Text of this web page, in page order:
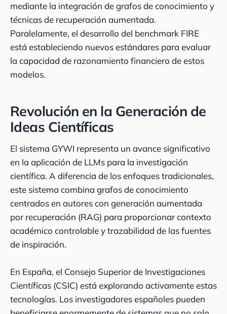
mediante la integración de grafos de conocimiento y
técnicas de recuperación aumentada.
Paralelamente, el desarrollo del benchmark FIRE
está estableciendo nuevos estándares para evaluar
la capacidad de razonamiento financiero de estos
modelos.
Revolución en la Generación de
Ideas Científicas
El sistema GYWI representa un avance significativo
en la aplicación de LLMs para la investigación
científica. A diferencia de los enfoques tradicionales,
este sistema combina grafos de conocimiento
centrados en autores con generación aumentada
por recuperación (RAG) para proporcionar contexto
académico controlable y trazabilidad de las fuentes
de inspiración.
En España, el Consejo Superior de Investigaciones
Científicas (CSIC) está explorando activamente estas
tecnologías. Los investigadores españoles pueden